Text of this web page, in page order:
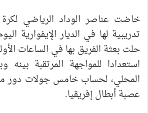
خاضت عناصر الوداد الرياضي
تدريبية لها في الديار الإيفوارية
حلت بعثة الفريق بها في الساعات
استعدادا للمواجهة المرتقبة
المحلي، لحساب خامس جولات دور
عصبة أبطال إفريقيا.